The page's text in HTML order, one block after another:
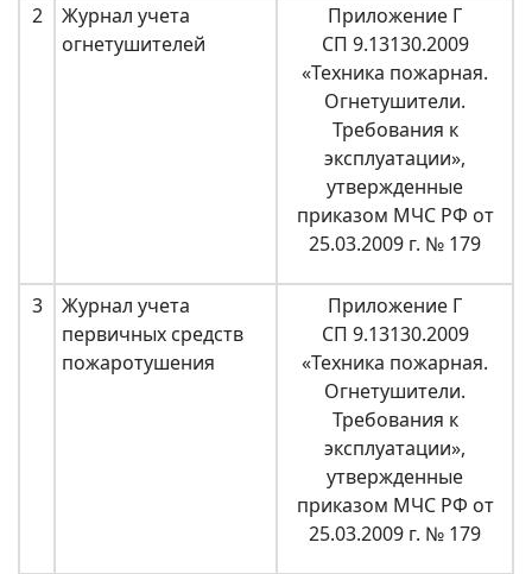
2
Журнал учета
огнетушителей
Приложение Г
СП 9.13130.2009
«Техника пожарная.
Огнетушители.
Требования к
эксплуатации»,
утвержденные
приказом МЧС РФ от
25.03.2009 г. № 179
3
Журнал учета
первичных средств
пожаротушения
Приложение Г
СП 9.13130.2009
«Техника пожарная.
Огнетушители.
Требования к
эксплуатации»,
утвержденные
приказом МЧС РФ от
25.03.2009 г. № 179